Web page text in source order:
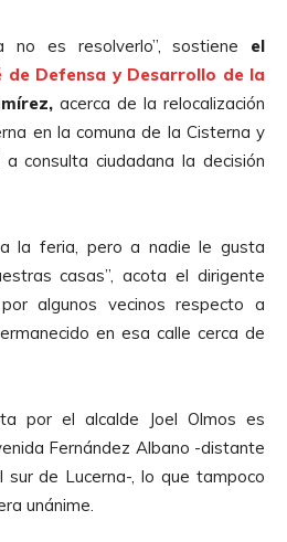
no es resolverlo”, sostiene el
de Defensa y Desarrollo de la
acerca de la relocalización
en la comuna de la Cisterna y
consulta ciudadana la decisión
la feria, pero a nadie le gusta
casas”, acota el dirigente
algunos vecinos respecto a
en esa calle cerca de
por el alcalde Joel Olmos es
Fernández Albano -distante
de Lucerna-, lo que tampoco
unánime.